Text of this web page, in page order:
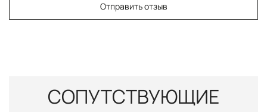
Отправить отзыв
СОПУТСТВУЮЩИЕ